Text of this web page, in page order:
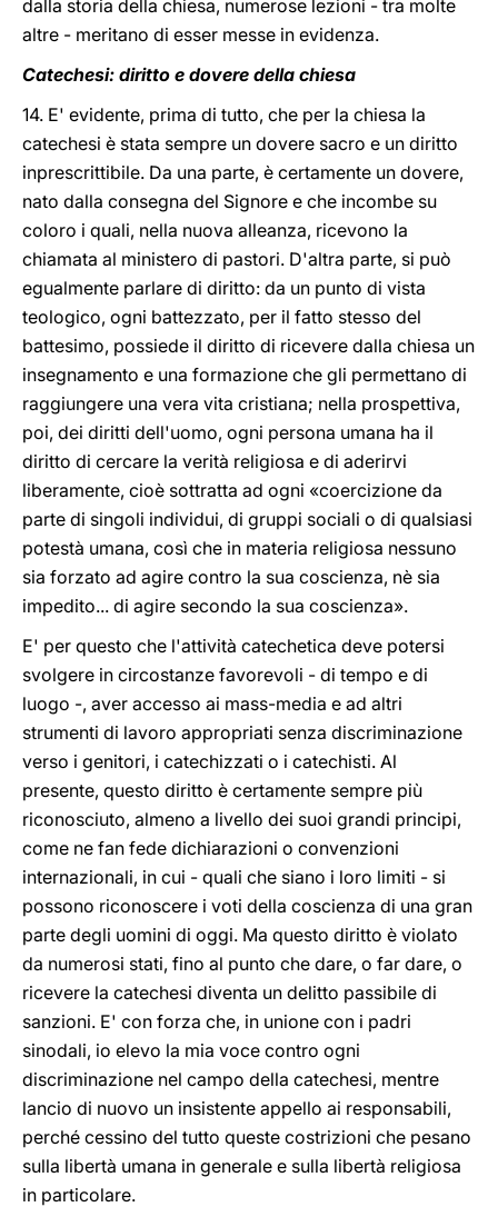
dalla storia della chiesa, numerose lezioni - tra molte
altre - meritano di esser messe in evidenza.
Catechesi: diritto e dovere della chiesa
14. E' evidente, prima di tutto, che per la chiesa la
catechesi è stata sempre un dovere sacro e un diritto
inprescrittibile. Da una parte, è certamente un dovere,
nato dalla consegna del Signore e che incombe su
coloro i quali, nella nuova alleanza, ricevono la
chiamata al ministero di pastori. D'altra parte, si può
egualmente parlare di diritto: da un punto di vista
teologico, ogni battezzato, per il fatto stesso del
battesimo, possiede il diritto di ricevere dalla chiesa un
insegnamento e una formazione che gli permettano di
raggiungere una vera vita cristiana; nella prospettiva,
poi, dei diritti dell'uomo, ogni persona umana ha il
diritto di cercare la verità religiosa e di aderirvi
liberamente, cioè sottratta ad ogni «coercizione da
parte di singoli individui, di gruppi sociali o di qualsiasi
potestà umana, così che in materia religiosa nessuno
sia forzato ad agire contro la sua coscienza, nè sia
impedito... di agire secondo la sua coscienza».
E' per questo che l'attività catechetica deve potersi
svolgere in circostanze favorevoli - di tempo e di
luogo -, aver accesso ai mass-media e ad altri
strumenti di lavoro appropriati senza discriminazione
verso i genitori, i catechizzati o i catechisti. Al
presente, questo diritto è certamente sempre più
riconosciuto, almeno a livello dei suoi grandi principi,
come ne fan fede dichiarazioni o convenzioni
internazionali, in cui - quali che siano i loro limiti - si
possono riconoscere i voti della coscienza di una gran
parte degli uomini di oggi. Ma questo diritto è violato
da numerosi stati, fino al punto che dare, o far dare, o
ricevere la catechesi diventa un delitto passibile di
sanzioni. E' con forza che, in unione con i padri
sinodali, io elevo la mia voce contro ogni
discriminazione nel campo della catechesi, mentre
lancio di nuovo un insistente appello ai responsabili,
perché cessino del tutto queste costrizioni che pesano
sulla libertà umana in generale e sulla libertà religiosa
in particolare.